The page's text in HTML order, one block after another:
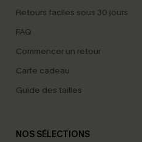
Retours faciles sous 30 jours
FAQ
Commencer un retour
Carte cadeau
Guide des tailles
NOS SÉLECTIONS
DE -15%